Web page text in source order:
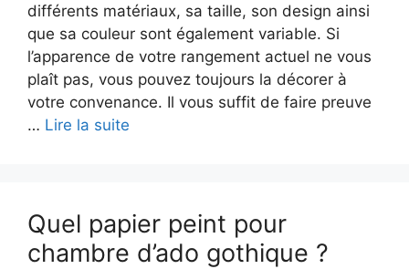
différents matériaux, sa taille, son design ainsi
que sa couleur sont également variable. Si
l’apparence de votre rangement actuel ne vous
plaît pas, vous pouvez toujours la décorer à
votre convenance. Il vous suffit de faire preuve
… Lire la suite
Quel papier peint pour
chambre d’ado gothique ?